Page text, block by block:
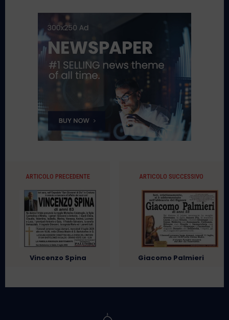
ARTICOLO PRECEDENTE
Vincenzo Spina
ARTICOLO SUCCESSIVO
Giacomo Palmieri